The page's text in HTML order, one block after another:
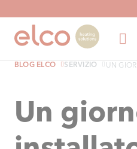
BLOG ELCO SERVIZIO UN
Un